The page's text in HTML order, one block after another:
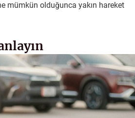
mümkün olduğunca yakın hareket